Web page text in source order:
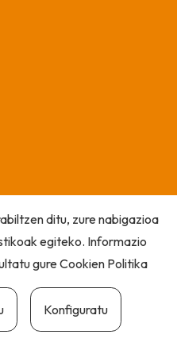
ditu, zure nabigazioa
egiteko. Informazio
gureCookien Politika
Konfiguratu